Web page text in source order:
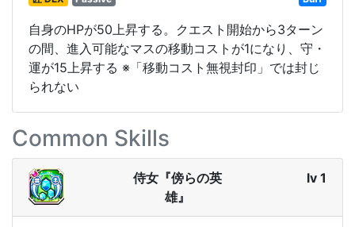
自身のHPが50上昇する。クエスト開始から3ターン
の間、進入可能なマスの移動コストが1になり、守・
運が15上昇する ※「移動コスト無視封印」では封じ
られない
Common Skills
侍女『傍らの英
雄』
lv 1